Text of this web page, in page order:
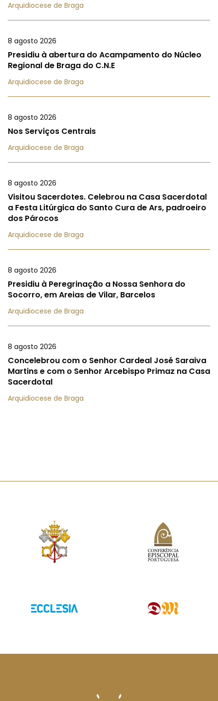
Arquidiocese de Braga
8 agosto 2026
Presidiu à abertura do Acampamento do Núcleo
Regional de Braga do C.N.E
Arquidiocese de Braga
8 agosto 2026
Nos Serviços Centrais
Arquidiocese de Braga
8 agosto 2026
Visitou Sacerdotes. Celebrou na Casa Sacerdotal
a Festa Litúrgica do Santo Cura de Ars, padroeiro
dos Párocos
Arquidiocese de Braga
8 agosto 2026
Presidiu à Peregrinação a Nossa Senhora do
Socorro, em Areias de Vilar, Barcelos
Arquidiocese de Braga
8 agosto 2026
Concelebrou com o Senhor Cardeal José Saraiva
Martins e com o Senhor Arcebispo Primaz na Casa
Sacerdotal
Arquidiocese de Braga